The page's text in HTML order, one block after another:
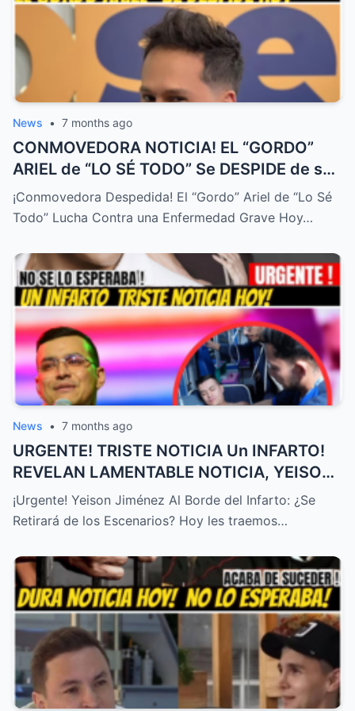
News • 7 months ago
CONMOVEDORA NOTICIA! EL “GORDO”
ARIEL de “LO SÉ TODO” Se DESPIDE de su
FAMILIA HOY! DURA ENFERMEDAD! – HTT
¡Conmovedora Despedida! El “Gordo” Ariel de “Lo Sé
Todo” Lucha Contra una Enfermedad Grave Hoy…
News • 7 months ago
URGENTE! TRISTE NOTICIA Un INFARTO!
REVELAN LAMENTABLE NOTICIA, YEISON
JIMÉNEZ HOY, ÚLTIMA HORA! – HTT
¡Urgente! Yeison Jiménez Al Borde del Infarto: ¿Se
Retirará de los Escenarios? Hoy les traemos…